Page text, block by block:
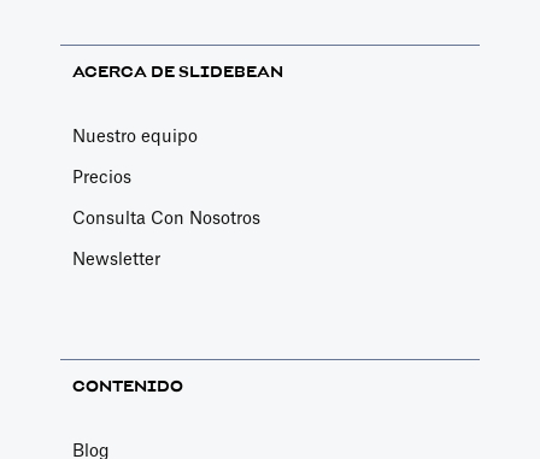
ACERCA DE SLIDEBEAN
Nuestro equipo
Precios
Consulta Con Nosotros
Newsletter
CONTENIDO
Blog